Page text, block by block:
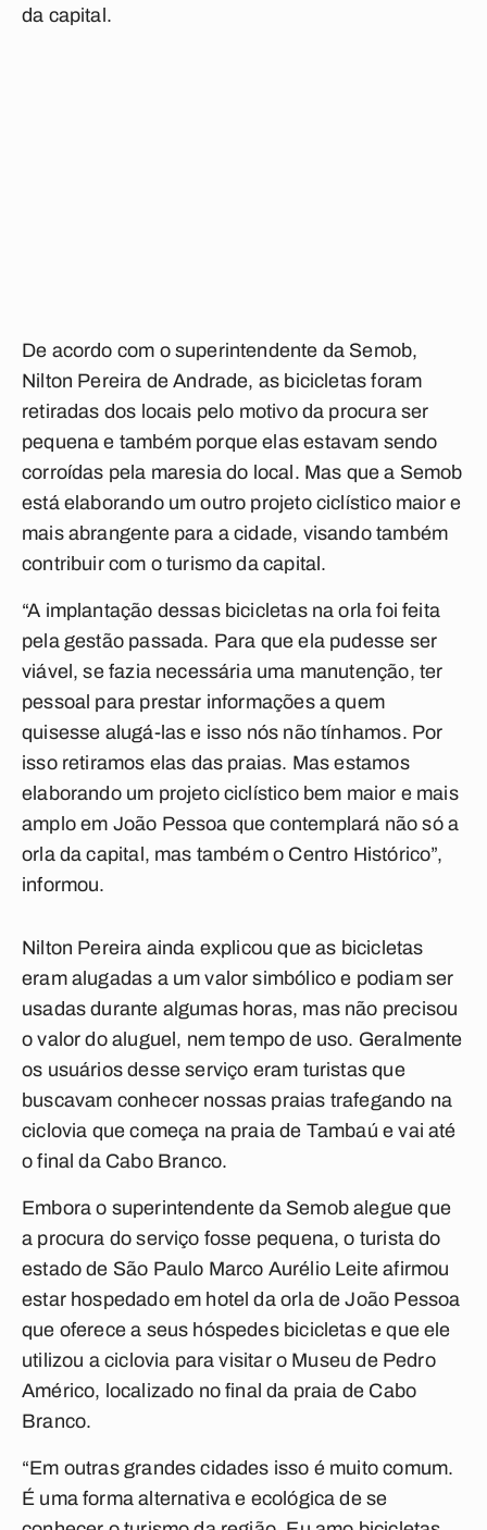
da capital.
De acordo com o superintendente da Semob,
Nilton Pereira de Andrade, as bicicletas foram
retiradas dos locais pelo motivo da procura ser
pequena e também porque elas estavam sendo
corroídas pela maresia do local. Mas que a Semob
está elaborando um outro projeto ciclístico maior e
mais abrangente para a cidade, visando também
contribuir com o turismo da capital.
“A implantação dessas bicicletas na orla foi feita
pela gestão passada. Para que ela pudesse ser
viável, se fazia necessária uma manutenção, ter
pessoal para prestar informações a quem
quisesse alugá-las e isso nós não tínhamos. Por
isso retiramos elas das praias. Mas estamos
elaborando um projeto ciclístico bem maior e mais
amplo em João Pessoa que contemplará não só a
orla da capital, mas também o Centro Histórico”,
informou.
Nilton Pereira ainda explicou que as bicicletas
eram alugadas a um valor simbólico e podiam ser
usadas durante algumas horas, mas não precisou
o valor do aluguel, nem tempo de uso. Geralmente
os usuários desse serviço eram turistas que
buscavam conhecer nossas praias trafegando na
ciclovia que começa na praia de Tambaú e vai até
o final da Cabo Branco.
Embora o superintendente da Semob alegue que
a procura do serviço fosse pequena, o turista do
estado de São Paulo Marco Aurélio Leite afirmou
estar hospedado em hotel da orla de João Pessoa
que oferece a seus hóspedes bicicletas e que ele
utilizou a ciclovia para visitar o Museu de Pedro
Américo, localizado no final da praia de Cabo
Branco.
“Em outras grandes cidades isso é muito comum.
É uma forma alternativa e ecológica de se